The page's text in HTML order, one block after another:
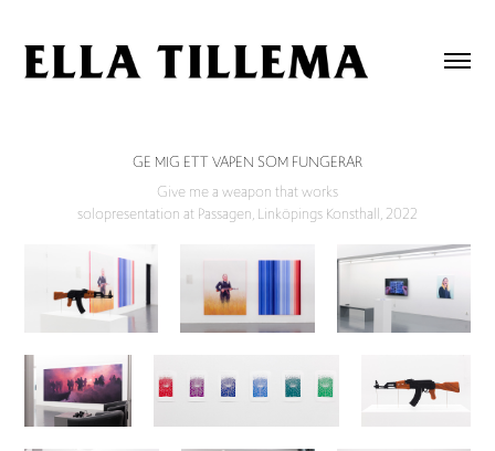
GE MIG ETT VAPEN SOM FUNGERAR
Give me a weapon that works